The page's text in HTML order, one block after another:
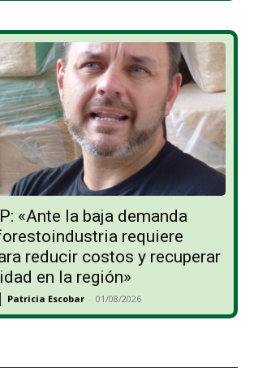
«Ante la baja demanda
requiere
reducir costos y recuperar
en la región»
Patricia Escobar - 01/08/2026